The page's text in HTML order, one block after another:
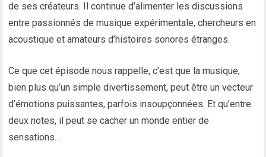
de ses créateurs. Il continue d’alimenter les discussions
entre passionnés de musique expérimentale, chercheurs en
acoustique et amateurs d’histoires sonores étranges.
Ce que cet épisode nous rappelle, c’est que la musique,
bien plus qu’un simple divertissement, peut être un vecteur
d’émotions puissantes, parfois insoupçonnées. Et qu’entre
deux notes, il peut se cacher un monde entier de
sensations…